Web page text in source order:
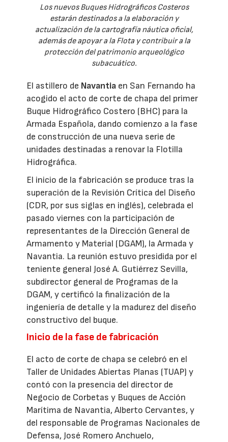
Los nuevos Buques Hidrográficos Costeros
estarán destinados a la elaboración y
actualización de la cartografía náutica oficial,
además de apoyar a la Flota y contribuir a la
protección del patrimonio arqueológico
subacuático.
El astillero de Navantia en San Fernando ha
acogido el acto de corte de chapa del primer
Buque Hidrográfico Costero (BHC) para la
Armada Española, dando comienzo a la fase
de construcción de una nueva serie de
unidades destinadas a renovar la Flotilla
Hidrográfica.
El inicio de la fabricación se produce tras la
superación de la Revisión Crítica del Diseño
(CDR, por sus siglas en inglés), celebrada el
pasado viernes con la participación de
representantes de la Dirección General de
Armamento y Material (DGAM), la Armada y
Navantia. La reunión estuvo presidida por el
teniente general José A. Gutiérrez Sevilla,
subdirector general de Programas de la
DGAM, y certificó la finalización de la
ingeniería de detalle y la madurez del diseño
constructivo del buque.
Inicio de la fase de fabricación
El acto de corte de chapa se celebró en el
Taller de Unidades Abiertas Planas (TUAP) y
contó con la presencia del director de
Negocio de Corbetas y Buques de Acción
Marítima de Navantia, Alberto Cervantes, y
del responsable de Programas Nacionales de
Defensa, José Romero Anchuelo,